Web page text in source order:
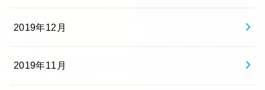
2019年12月
2019年11月